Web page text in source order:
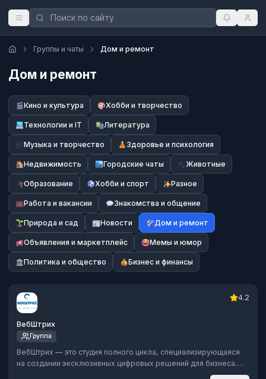
Группы и чаты Дом и ремонт
Дом и ремонт
Кино и культура Хобби и творчество
Технологии и IT Литература
Музыка и творчество Здоровье и психология
Недвижимость Городские чаты Животные
Образование Хобби и спорт Разное
Работа и вакансии Знакомства и общение
Природа и сад Новости Дом и ремонт
Объявления и маркетплейс Мемы и юмор
Политика и общество Бизнес и финансы
4.2
ВебШтрих
Группа
ВебШтрих — это студия полного цикла, специализирующаяся
на создании эксклюзивных цифровых решений для бизнеса.
Мы сочетаем передовые технологии, уникальный дизайн и